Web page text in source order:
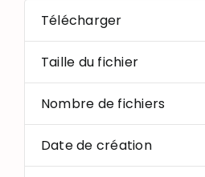
Télécharger
Taille du fichier
Nombre de fichiers
Date de création